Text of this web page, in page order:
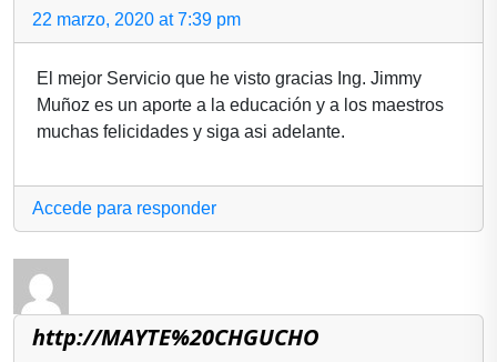
22 marzo, 2020 at 7:39 pm
El mejor Servicio que he visto gracias Ing. Jimmy
Muñoz es un aporte a la educación y a los maestros
muchas felicidades y siga asi adelante.
Accede para responder
http://MAYTE%20CHGUCHO